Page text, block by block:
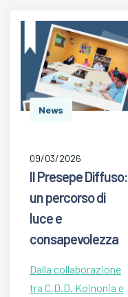
News
09/03/2026
Il Presepe Diffuso:
un percorso di
luce e
consapevolezza
Dalla collaborazione
tra C.D.D. Koinonia e